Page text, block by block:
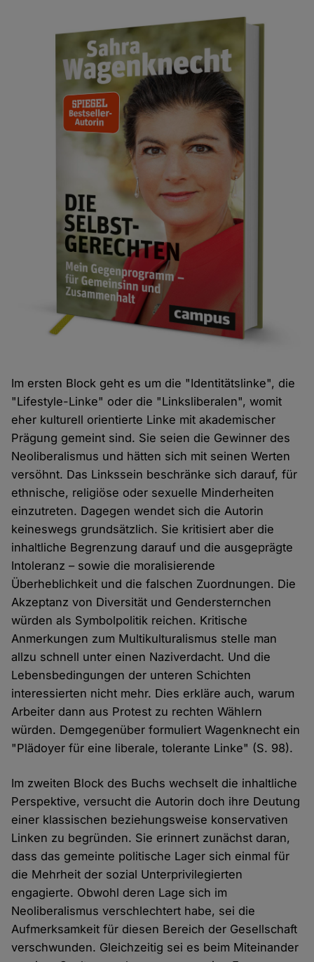
Im ersten Block geht es um die "Identitätslinke", die
"Lifestyle-Linke" oder die "Linksliberalen", womit
eher kulturell orientierte Linke mit akademischer
Prägung gemeint sind. Sie seien die Gewinner des
Neoliberalismus und hätten sich mit seinen Werten
versöhnt. Das Linkssein beschränke sich darauf, für
ethnische, religiöse oder sexuelle Minderheiten
einzutreten. Dagegen wendet sich die Autorin
keineswegs grundsätzlich. Sie kritisiert aber die
inhaltliche Begrenzung darauf und die ausgeprägte
Intoleranz – sowie die moralisierende
Überheblichkeit und die falschen Zuordnungen. Die
Akzeptanz von Diversität und Gendersternchen
würden als Symbolpolitik reichen. Kritische
Anmerkungen zum Multikulturalismus stelle man
allzu schnell unter einen Naziverdacht. Und die
Lebensbedingungen der unteren Schichten
interessierten nicht mehr. Dies erkläre auch, warum
Arbeiter dann aus Protest zu rechten Wählern
würden. Demgegenüber formuliert Wagenknecht ein
"Plädoyer für eine liberale, tolerante Linke" (S. 98).
Im zweiten Block des Buchs wechselt die inhaltliche
Perspektive, versucht die Autorin doch ihre Deutung
einer klassischen beziehungsweise konservativen
Linken zu begründen. Sie erinnert zunächst daran,
dass das gemeinte politische Lager sich einmal für
die Mehrheit der sozial Unterprivilegierten
engagierte. Obwohl deren Lage sich im
Neoliberalismus verschlechtert habe, sei die
Aufmerksamkeit für diesen Bereich der Gesellschaft
verschwunden. Gleichzeitig sei es beim Miteinander